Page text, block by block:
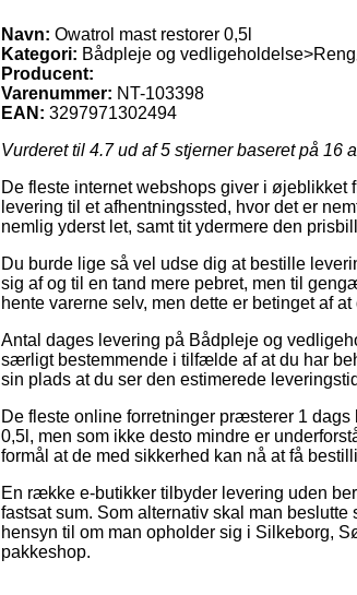
Navn: Owatrol mast restorer 0,5l
Kategori: Bådpleje og
Producent:
Varenummer: NT-103398
EAN: 3297971302494
Vurderet til 4.7ud af 5 stjerner baseret på 16
De fleste internet webshops giver i øjeblikket
levering til et afhentningssted, hvor det er
nemlig yderst let, samt tit ydermere den
Du burde lige så vel udse dig at bestille
sig af og til en tand mere pebret, men til
hente varerne selv, men dette er betinget af
Antal dages levering på Bådpleje og
særligt bestemmende i tilfælde af at du har
sin plads at du ser den estimerede
De fleste online forretninger præsterer 1
0,5l, men som ikke desto mindre er
formål at de med sikkerhed kan nå at få
En række e-butikker tilbyder levering uden
fastsat sum. Som alternativ skal man
hensyn til om man opholder sig i Silkeborg,
pakkeshop.